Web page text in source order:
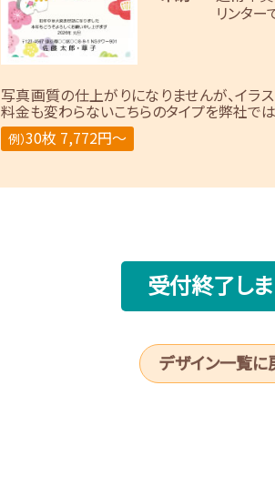
リンター
写真画質の仕上がりになりませんが、イラ
料金も変わらないこちらのタイプを弊社では
例）30枚 7,772円～
受付終了し
デザイン一覧に